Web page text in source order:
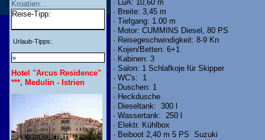
Kroatien...
Reise-Tipp:
Urlaub-Tipps:
»
Hotel "Arcus Residence"
***, Medulin - Istrien
· LüA: 10,60 m
· Breite: 3,45 m
· Tiefgang: 1.00 m
· Motor: CUMMINS Diesel, 80 PS
· Reisegeschwindigkeit: 8-9 Kn
· Kojen/Betten: 6+1
· Kabinen: 3
· Salon: 1 Schlafkoje für Skipper
· WC's: 1
· Duschen: 1
· Heckdusche
· Dieseltank: 300 l
· Wassertank: 250 l
· Elektr. Kühlbox
· Beiboot 2,40 m 5 PS Suzuki